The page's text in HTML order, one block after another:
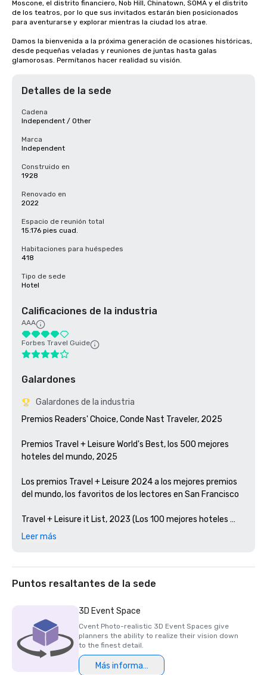
Moscone, el distrito financiero, Nob Hill, Chinatown, SOMA y el distrito
de los teatros, por lo que sus invitados estarán bien posicionados
para aventurarse y explorar mientras la ciudad los atrae.
Damos la bienvenida a la próxima generación de ocasiones históricas,
desde pequeñas veladas y reuniones de juntas hasta galas
glamorosas. Permítanos hacer realidad su visión.
Detalles de la sede
Cadena
Independent / Other
Marca
Independent
Construido en
1928
Renovado en
2022
Espacio de reunión total
15.176 pies cuad.
Habitaciones para huéspedes
418
Tipo de sede
Hotel
Calificaciones de la industria
AAA
Forbes Travel Guide
Galardones
Galardones de la industria
Premios Readers' Choice, Conde Nast Traveler, 2025
Premios Travel + Leisure World's Best, los 500 mejores
hoteles del mundo, 2025
Los premios Travel + Leisure 2024 a los mejores premios
del mundo, los favoritos de los lectores en San Francisco
Travel + Leisure it List, 2023 (Los 100 mejores hoteles
nuevos del mundo)
Los mejores bares de Estados Unidos, Esquire 2024
Guía Michelin, 2024 (restauraciones hoteleras favoritas
en 2023)
Premio HSMAI Adrian, 2024
Finalista del Premio Stella de Northstar Meetings Group,
Leer más
Puntos resaltantes de la sede
3D Event Space
Cvent Photo-realistic 3D Event Spaces give
planners the ability to realize their vision down
to the finest detail.
Más información